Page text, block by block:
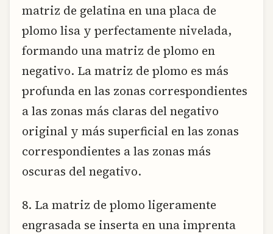
matriz de gelatina en una placa de
plomo lisa y perfectamente nivelada,
formando una matriz de plomo en
negativo. La matriz de plomo es más
profunda en las zonas correspondientes
a las zonas más claras del negativo
original y más superficial en las zonas
correspondientes a las zonas más
oscuras del negativo.
8. La matriz de plomo ligeramente
engrasada se inserta en una imprenta